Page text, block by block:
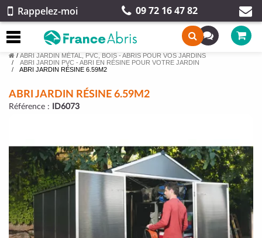
Rappelez-moi 09 72 16 47 82
/ ABRI JARDIN MÉTAL, PVC, BOIS - ABRIS POUR VOS JARDINS
ABRI JARDIN PVC - ABRI EN RÉSINE POUR VOTRE JARDIN
ABRI JARDIN RÉSINE 6.59M2
ABRI JARDIN RÉSINE 6.59M2
Référence : ID6073